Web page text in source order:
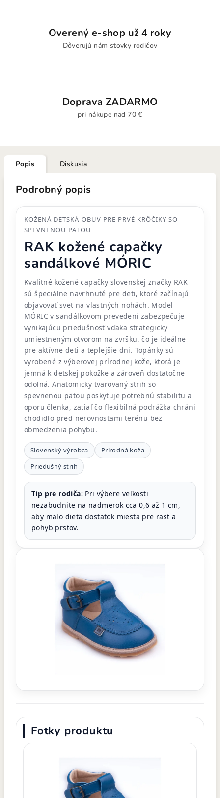
Overený e-shop už 4 roky
Dôverujú nám stovky rodičov
Doprava ZADARMO
pri nákupe nad 70 €
Popis Diskusia
Podrobný popis
KOŽENÁ DETSKÁ OBUV PRE PRVÉ KRÔČIKY SO
SPEVNENOU PÄTOU
RAK kožené capačky
sandálkové MÓRIC
Kvalitné kožené capačky slovenskej značky RAK
sú špeciálne navrhnuté pre deti, ktoré začínajú
objavovať svet na vlastných nohách. Model
MÓRIC v sandálkovom prevedení zabezpečuje
vynikajúcu priedušnosť vďaka strategicky
umiestneným otvorom na zvršku, čo je ideálne
pre aktívne deti a teplejšie dni. Topánky sú
vyrobené z výberovej prírodnej kože, ktorá je
jemná k detskej pokožke a zároveň dostatočne
odolná. Anatomicky tvarovaný strih so
spevnenou pätou poskytuje potrebnú stabilitu a
oporu členka, zatiaľ čo flexibilná podrážka chráni
chodidlo pred nerovnosťami terénu bez
obmedzenia pohybu.
Slovenský výrobca
Prírodná koža
Priedušný strih
Tip pre rodiča: Pri výbere veľkosti
nezabudnite na nadmerok cca 0,6 až 1 cm,
aby malo dieťa dostatok miesta pre rast a
pohyb prstov.
Fotky produktu